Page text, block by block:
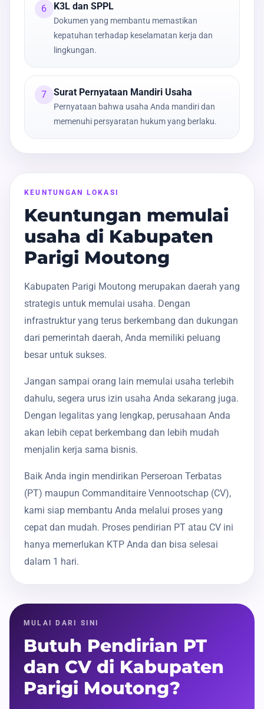
6 K3L dan SPPL
Dokumen yang membantu memastikan
kepatuhan terhadap keselamatan kerja dan
lingkungan.
7 Surat Pernyataan Mandiri Usaha
Pernyataan bahwa usaha Anda mandiri dan
memenuhi persyaratan hukum yang berlaku.
KEUNTUNGAN LOKASI
Keuntungan memulai
usaha di Kabupaten
Parigi Moutong
Kabupaten Parigi Moutong merupakan daerah yang
strategis untuk memulai usaha. Dengan
infrastruktur yang terus berkembang dan dukungan
dari pemerintah daerah, Anda memiliki peluang
besar untuk sukses.
Jangan sampai orang lain memulai usaha terlebih
dahulu, segera urus izin usaha Anda sekarang juga.
Dengan legalitas yang lengkap, perusahaan Anda
akan lebih cepat berkembang dan lebih mudah
menjalin kerja sama bisnis.
Baik Anda ingin mendirikan Perseroan Terbatas
(PT) maupun Commanditaire Vennootschap (CV),
kami siap membantu Anda melalui proses yang
cepat dan mudah. Proses pendirian PT atau CV ini
hanya memerlukan KTP Anda dan bisa selesai
dalam 1 hari.
MULAI DARI SINI
Butuh Pendirian PT
dan CV di Kabupaten
Parigi Moutong?